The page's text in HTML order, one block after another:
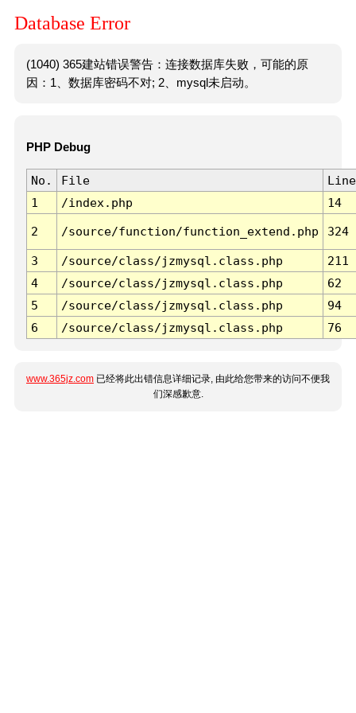
Database Error
(1040) 365建站错误警告：连接数据库失败，可能的原
因：1、数据库密码不对; 2、mysql未启动。
PHP Debug
No. File
Line
1
/index.php 14
2 /source/function/function_extend.php 324
3 /source/class/jzmysql.class.php
211
4
/source/class/jzmysql.class.php
62
5
/source/class/jzmysql.class.php
94
6
/source/class/jzmysql.class.php 76
www.365jz.com 已经将此出错信息详细记录, 由此给您带来的访问不便我
们深感歉意.